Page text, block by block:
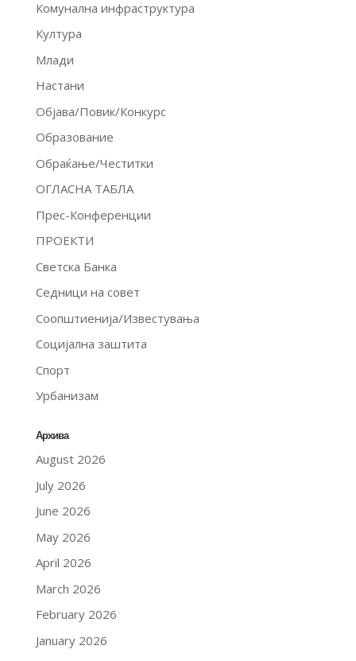
Комунална инфраструктура
Култура
Млади
Настани
Објава/Повик/Конкурс
Образование
Обраќање/Честитки
ОГЛАСНА ТАБЛА
Прес-Конференции
ПРОЕКТИ
Светска Банка
Седници на совет
Соопштиенија/Известувања
Социјална заштита
Спорт
Урбанизам
Архива
August 2026
July 2026
June 2026
May 2026
April 2026
March 2026
February 2026
January 2026